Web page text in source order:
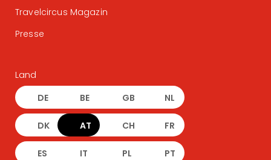
Travelcircus Magazin
Presse
Land
DE BE GB NL
DK AT CH FR
ES IT PL PT